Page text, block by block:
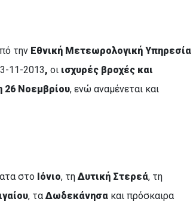
την Εθνική Μετεωρολογική Υπηρεσία
11-2013, οι ισχυρές βροχές και
26 Νοεμβρίου, ενώ αναμένεται και
στο Ιόνιο, τη Δυτική Στερεά, τη
, τα Δωδεκάνησακαι πρόσκαιρα